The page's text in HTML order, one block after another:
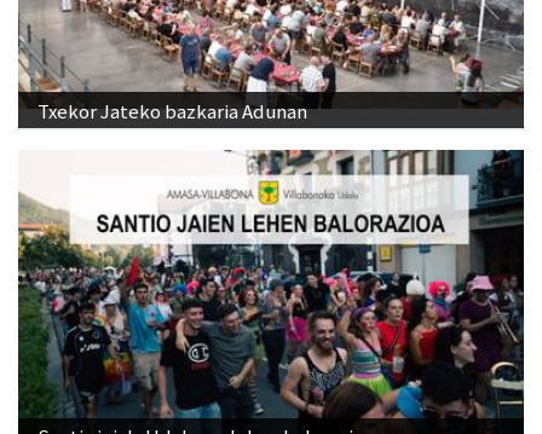
Txekor Jateko bazkaria Adunan